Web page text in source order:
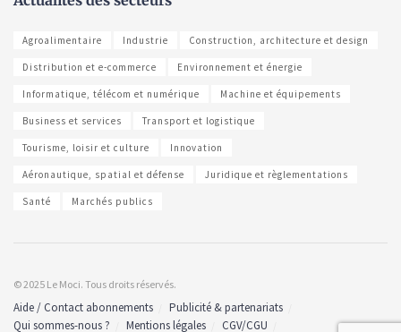
Agroalimentaire Industrie Construction, architecture et design
Distribution et e-commerce Environnement et énergie
Informatique, télécom et numérique Machine et équipements
Business et services Transport et logistique
Tourisme, loisir et culture Innovation
Aéronautique, spatial et défense Juridique et règlementations
Santé Marchés publics
© 2025 Le Moci. Tous droits réservés.
Aide / Contact abonnements
Publicité & partenariats
Qui sommes-nous ?
Mentions légales CGV/CGU